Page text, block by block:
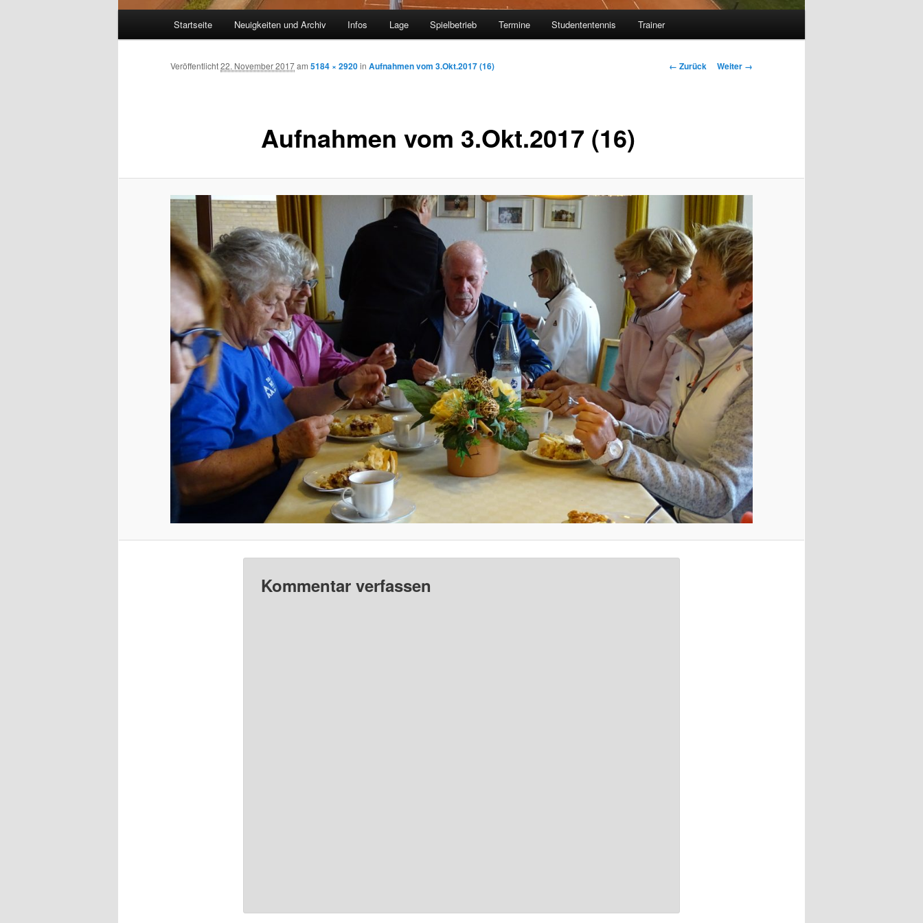
Startseite Neuigkeiten und Archiv Infos Lage Spielbetrieb Termine Studententennis Trainer
Bilder-
← Zurück Weiter →
Aufnahmen vom 3.Okt.2017 (16)
Veröffentlicht22. November 2017am 5184 × 2920in Aufnahmen vom 3.Okt.2017 (16)
Kommentar verfassen